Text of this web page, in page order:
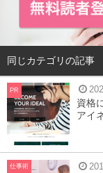
同じカテゴリの記事
PR
資格
アイ
仕事術